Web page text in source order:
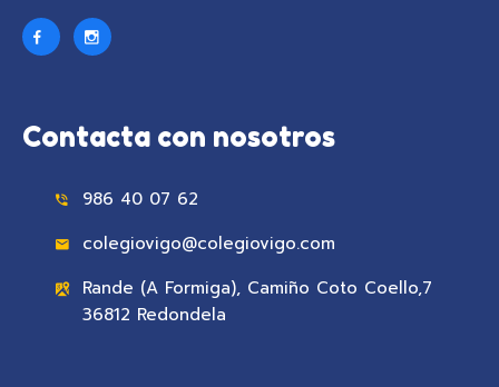
Contacta con nosotros
986 40 07 62
colegiovigo@colegiovigo.com
Rande (A Formiga), Camiño Coto Coello,7
36812 Redondela